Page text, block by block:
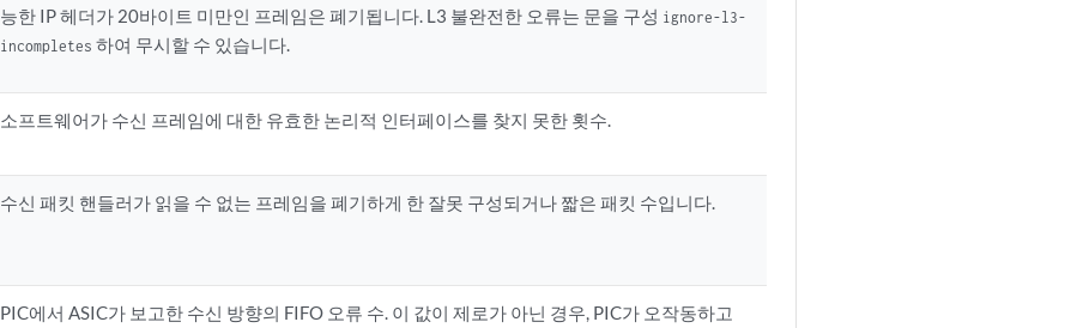
능한 IP 헤더가 20바이트 미만인 프레임은 폐기됩니다. L3 불완전한 오류는 문을 구성 ignore-l3-
incompletes 하여 무시할 수 있습니다.
소프트웨어가 수신 프레임에 대한 유효한 논리적 인터페이스를 찾지 못한 횟수.
수신 패킷 핸들러가 읽을 수 없는 프레임을 폐기하게 한 잘못 구성되거나 짧은 패킷 수입니다.
PIC에서 ASIC가 보고한 수신 방향의 FIFO 오류 수. 이 값이 제로가 아닌 경우, PIC가 오작동하고